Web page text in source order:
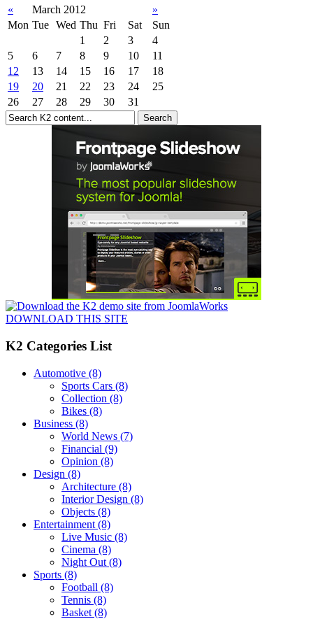
« March 2012
»
Mon Tue Wed Thu Fri Sat
Sun
1
2 3
4
5
6 7 8 9 10
11
12
13 14 15 16 17
18
19
20 21 22 23 24
25
26
27 28 29 30 31
DOWNLOAD THIS SITE
K2 Categories List
Automotive (8)
Sports Cars (8)
Collection (8)
Bikes (8)
Business (8)
World News (7)
Financial (9)
Opinion (8)
Design (8)
Architecture (8)
Interior Design (8)
Objects (8)
Entertainment (8)
Live Music (8)
Cinema (8)
Night Out (8)
Sports (8)
Football (8)
Tennis (8)
Basket (8)